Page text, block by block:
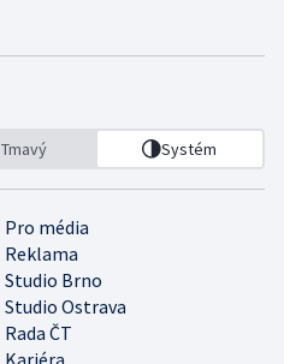
Tmavý Systém
Pro média
Reklama
Studio Brno
Studio Ostrava
Rada ČT
Kariéra